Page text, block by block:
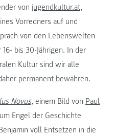
von jugendkultur.at,
Vorredners auf und
von den Lebenswelten
bis 30-Jährigen. In der
Kultur sind wir alle
permanent bewähren.
Novus,einem Bild von Paul
Engel der Geschichte
voll Entsetzen in die